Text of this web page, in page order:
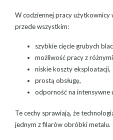
W codziennej pracy użytkownicy
przede wszystkim:
szybkie cięcie grubych
możliwość pracy z
niskie koszty eksploatacji,
prostą obsługę,
odporność na intensywne
Te cechy sprawiają, że
jednym z filarów obróbki metalu.